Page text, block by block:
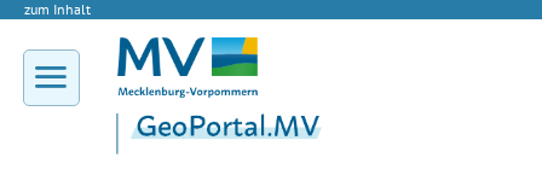
zum Inhalt